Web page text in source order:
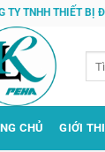
TY TNHH THIẾT BỊ
CHỦ GIỚI